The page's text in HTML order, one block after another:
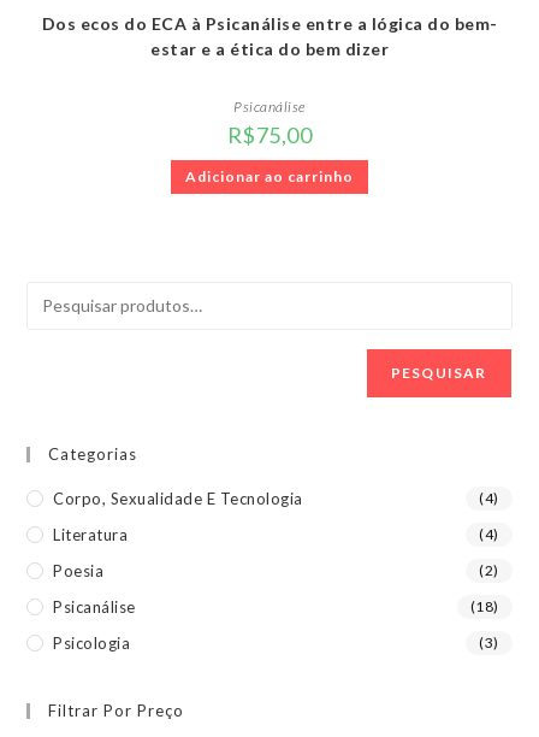
Dos ecos do ECA à Psicanálise entre a lógica do bem-
estar e a ética do bem dizer
Psicanálise
R$75,00
Adicionar ao carrinho
PESQUISAR
Categorias
Corpo, Sexualidade E Tecnologia (4)
Literatura (4)
Poesia (2)
Psicanálise (18)
Psicologia (3)
Filtrar Por Preço